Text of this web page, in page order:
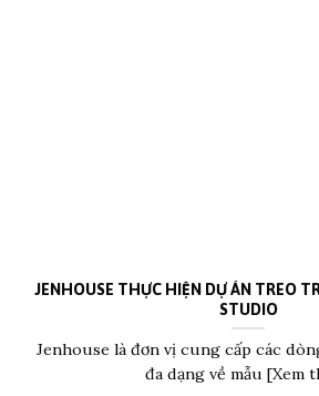
JENHOUSE THỰC HIỆN DỰ ÁN TREO
STUDIO
Jenhouse là đơn vị cung cấp các
đa dạng về mẫu [Xem